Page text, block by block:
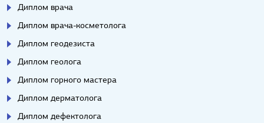
Диплом врача
Диплом врача-косметолога
Диплом геодезиста
Диплом геолога
Диплом горного мастера
Диплом дерматолога
Диплом дефектолога